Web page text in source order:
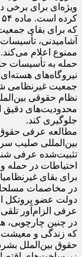
افزون براین اصول
ویژه‌ای برای برخی
که برای بقای
آشامیدنی،
حمله به تأسیسات
نیروگاه‌های
جمعیت غیرنظامی
نظام حقوقی
محدودیت‌های دقیق
جلوگیری کند.
مطالعه عرفی حقوق
بین‌المللی صلیب
تثبیت‌شده عرفی
احتیاطات در
برای بقای
در مخاصمات
دولت عضو پروتکل
عرفی الزام‌آور
در چنین چارچوبی،
که زندگی و معیشت